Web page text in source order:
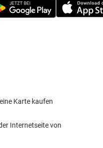
Karte kaufen
Internetseite von